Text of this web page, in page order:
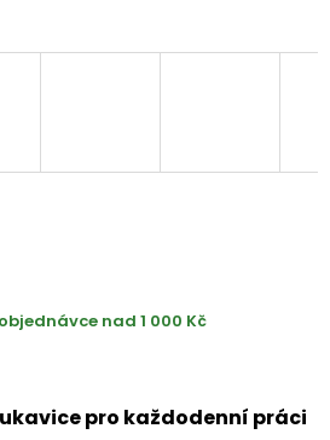
nad 1 000 Kč
pro každodenní práci